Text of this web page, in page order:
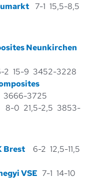
7-1 15,5-8,5
Neunkirchen
15-9 3452-3228
3666-3725
0 21,5-2,5 3853-
Brest6-2 12,5-11,5
VSE 7-1 14-10